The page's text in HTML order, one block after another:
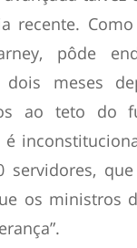
recente.
pôde
dois meses
ao teto do
é
servidores,
os ministros